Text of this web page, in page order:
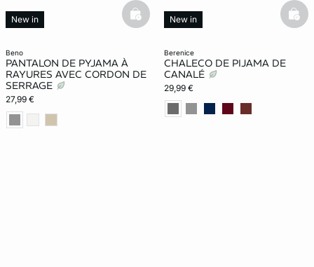
beno
PANTALON DE PYJAMA À
RAYURES AVEC CORDON DE
SERRAGE
27,99 €
New in basketfull
berenice
CHALECO DE PIJAMA DE
CANALÉ
29,99 €
New in